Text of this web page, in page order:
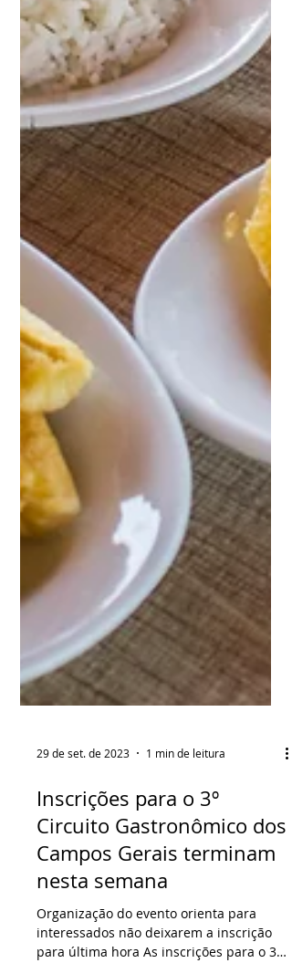
29 de set. de 2023 1 min de leitura
Inscrições para o 3º
Circuito Gastronômico dos